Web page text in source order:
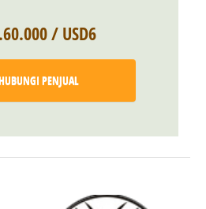
/ USD6
PENJUAL